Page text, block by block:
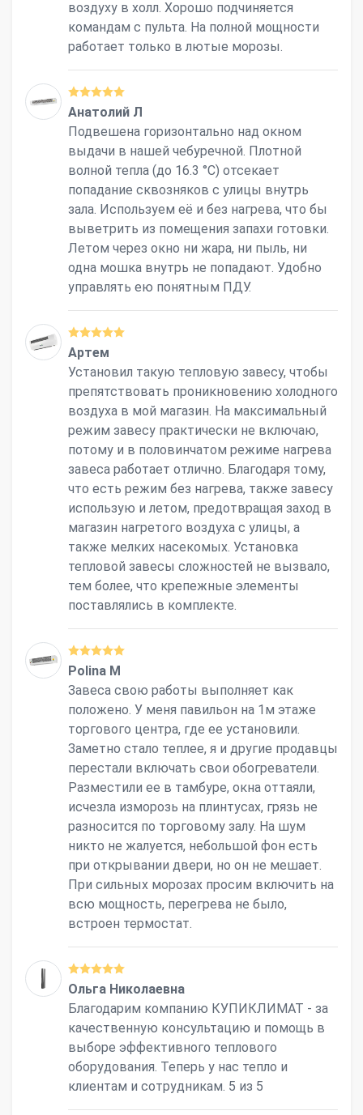
воздуху в холл. Хорошо подчиняется
командам с пульта. На полной мощности
работает только в лютые морозы.
Анатолий Л
Подвешена горизонтально над окном
выдачи в нашей чебуречной. Плотной
волной тепла (до 16.3 °С) отсекает
попадание сквозняков с улицы внутрь
зала. Используем её и без нагрева, что бы
выветрить из помещения запахи готовки.
Летом через окно ни жара, ни пыль, ни
одна мошка внутрь не попадают. Удобно
управлять ею понятным ПДУ.
Артем
Установил такую тепловую завесу, чтобы
препятствовать проникновению холодного
воздуха в мой магазин. На максимальный
режим завесу практически не включаю,
потому и в половинчатом режиме нагрева
завеса работает отлично. Благодаря тому,
что есть режим без нагрева, также завесу
использую и летом, предотвращая заход в
магазин нагретого воздуха с улицы, а
также мелких насекомых. Установка
тепловой завесы сложностей не вызвало,
тем более, что крепежные элементы
поставлялись в комплекте.
Polina M
Завеса свою работы выполняет как
положено. У меня павильон на 1м этаже
торгового центра, где ее установили.
Заметно стало теплее, я и другие продавцы
перестали включать свои обогреватели.
Разместили ее в тамбуре, окна оттаяли,
исчезла изморозь на плинтусах, грязь не
разносится по торговому залу. На шум
никто не жалуется, небольшой фон есть
при открывании двери, но он не мешает.
При сильных морозах просим включить на
всю мощность, перегрева не было,
встроен термостат.
Ольга Николаевна
Благодарим компанию КУПИКЛИМАТ - за
качественную консультацию и помощь в
выборе эффективного теплового
оборудования. Теперь у нас тепло и
клиентам и сотрудникам. 5 из 5